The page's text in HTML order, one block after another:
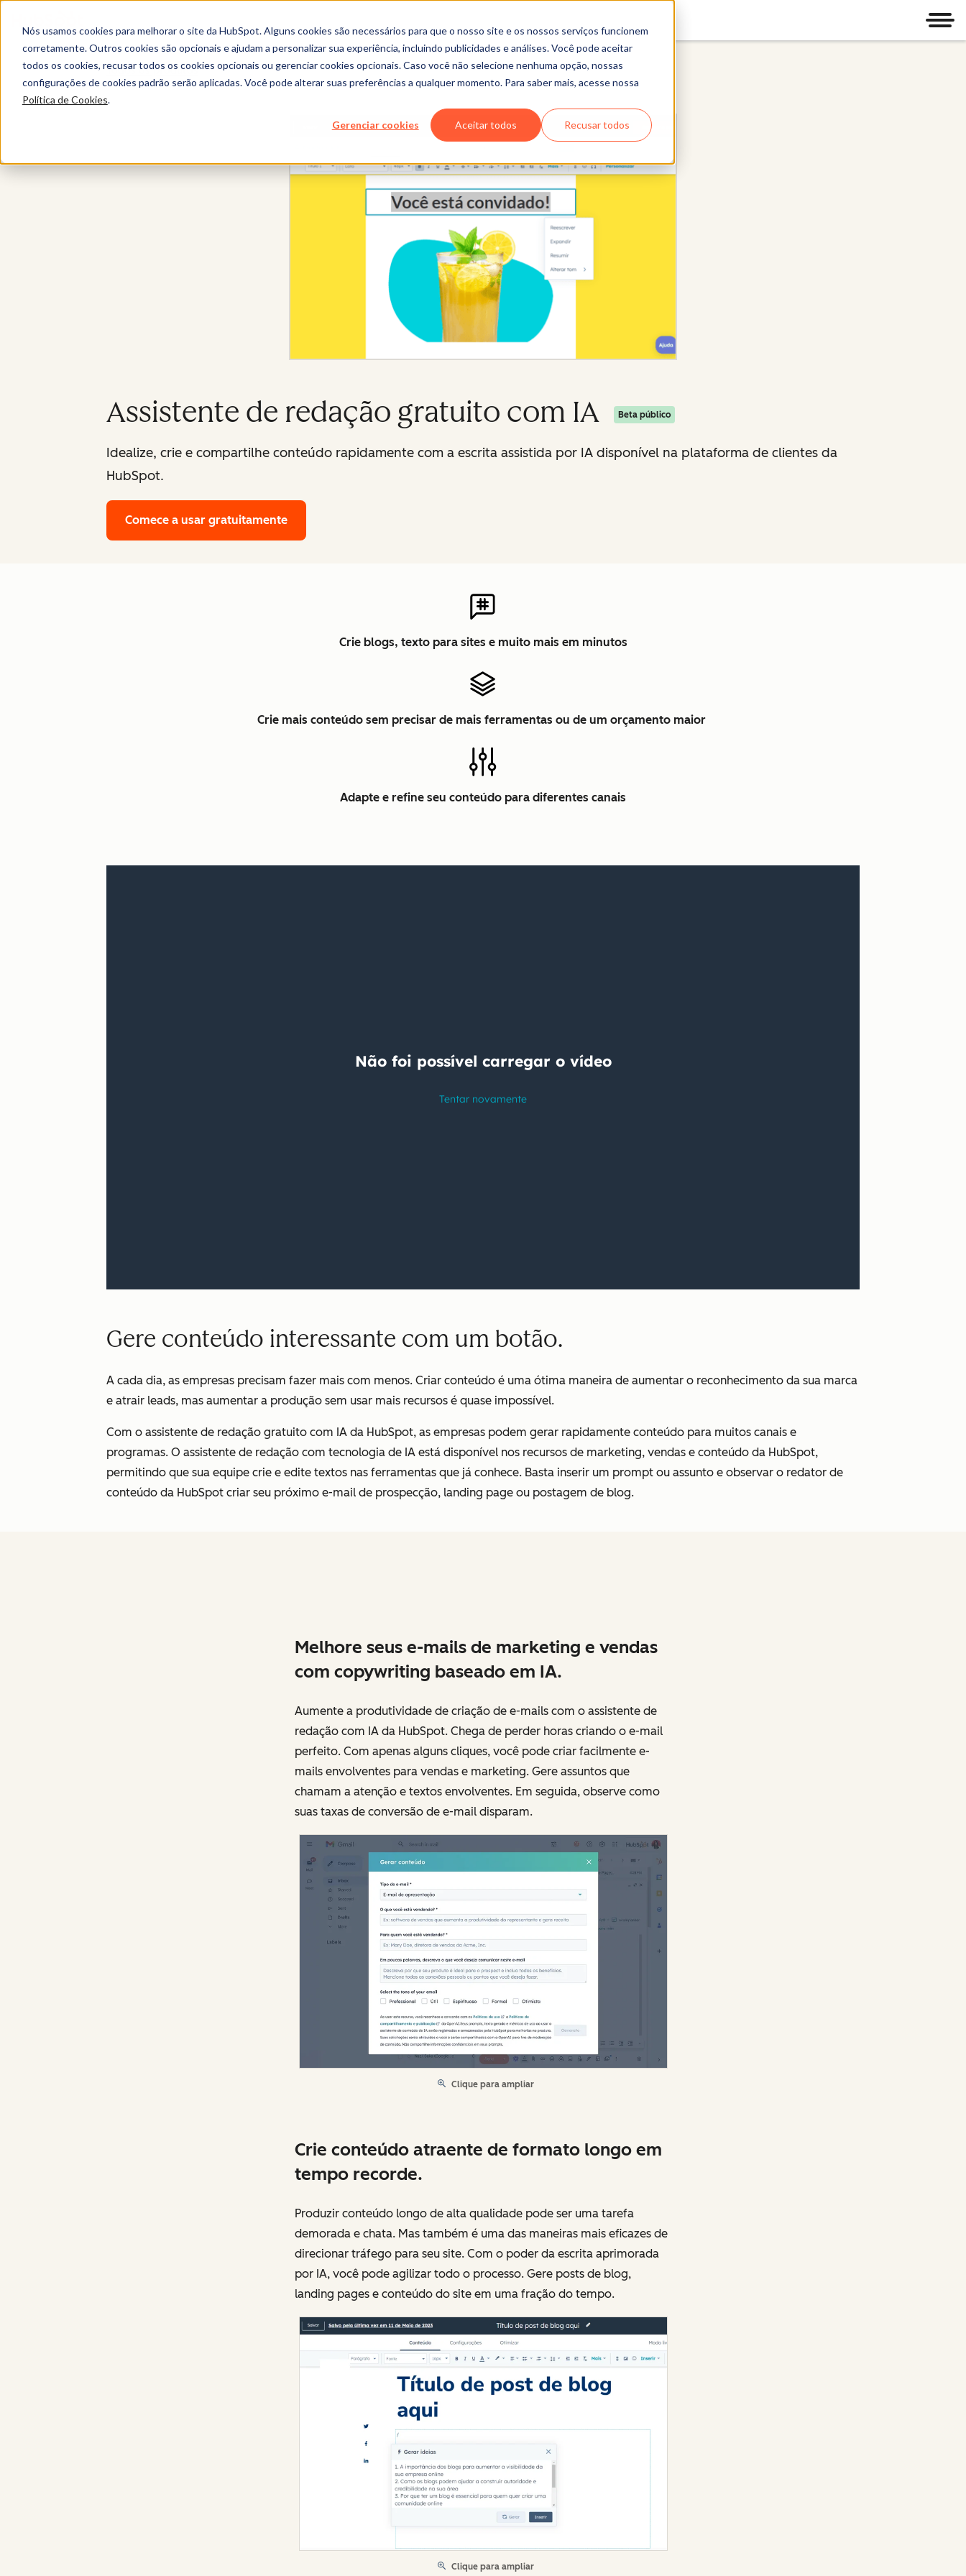
Nós usamos cookies para melhorar o site da HubSpot. Alguns cookies são necessários para que o nosso site e os nossos serviços funcionem
corretamente. Outros cookies são opcionais e ajudam a personalizar sua experiência, incluindo publicidades e análises. Você pode aceitar
todos os cookies, recusar todos os cookies opcionais ou gerenciar cookies opcionais. Caso você não selecione nenhuma opção, nossas
configurações de cookies padrão serão aplicadas. Você pode alterar suas preferências a qualquer momento. Para saber mais, acesse nossa
Política de Cookies.
Gerenciar cookies Aceitar todos Recusar todos
Todos os produtos
Assistente de redação gratuito com IA Beta público
Idealize, crie e compartilhe conteúdo rapidamente com a escrita assistida por IA disponível na plataforma de clientes da
HubSpot.
Comece a usar gratuitamente
Crie blogs, texto para sites e muito mais em minutos
Crie mais conteúdo sem precisar de mais ferramentas ou de um orçamento maior
Adapte e refine seu conteúdo para diferentes canais
Gere conteúdo interessante com um botão.
A cada dia, as empresas precisam fazer mais com menos. Criar conteúdo é uma ótima maneira de aumentar o reconhecimento da sua marca
e atrair leads, mas aumentar a produção sem usar mais recursos é quase impossível.
Com o assistente de redação gratuito com IA da HubSpot, as empresas podem gerar rapidamente conteúdo para muitos canais e
programas. O assistente de redação com tecnologia de IA está disponível nos recursos de marketing, vendas e conteúdo da HubSpot,
permitindo que sua equipe crie e edite textos nas ferramentas que já conhece. Basta inserir um prompt ou assunto e observar o redator de
conteúdo da HubSpot criar seu próximo e-mail de prospecção, landing page ou postagem de blog.
Melhore seus e-mails de marketing e vendas
com copywriting baseado em IA.
Aumente a produtividade de criação de e-mails com o assistente de
redação com IA da HubSpot. Chega de perder horas criando o e-mail
perfeito. Com apenas alguns cliques, você pode criar facilmente e-
mails envolventes para vendas e marketing. Gere assuntos que
chamam a atenção e textos envolventes. Em seguida, observe como
suas taxas de conversão de e-mail disparam.
Clique para ampliar
Crie conteúdo atraente de formato longo em
tempo recorde.
Produzir conteúdo longo de alta qualidade pode ser uma tarefa
demorada e chata. Mas também é uma das maneiras mais eficazes de
direcionar tráfego para seu site. Com o poder da escrita aprimorada
por IA, você pode agilizar todo o processo. Gere posts de blog,
landing pages e conteúdo do site em uma fração do tempo.
Clique para ampliar